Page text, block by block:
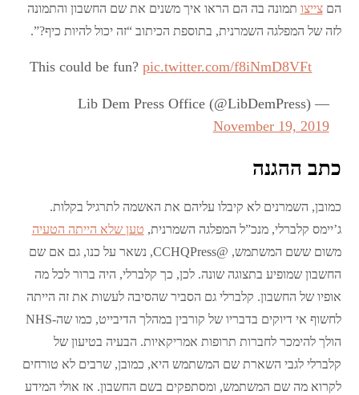
הםצייצו תמונה בה הם הראו איך משנים את שם החשבון והתמונה
לזה של המפלגה השמרנית, בתוספת הכיתוב “זה יכול להיות כיף?”.
This could be fun?pic.twitter.com/f8iNmD8VFt
— Lib Dem Press Office (@LibDemPress)
November 19, 2019
כתב ההגנה
כמובן, השמרנים לא קיבלו עליהם את האשמה לתרגיל בקלות.
ג’יימס קלברלי, מנכ”ל המפלגה השמרנית, טען שלא הייתה הטעיה
משום ששם המשתמש, @CCHQPress, נשאר על כנו, גם אם שם
החשבון שמופיע בתצוגה שונה. לכן, כך קלברלי, היה ברור לכל מה
אופיו של החשבון. קלברלי גם הסביר שהסיבה לעשות את זה הייתה
לחשוף אי דיוקים בדבריו של קורבין במהלך הדיבייט, כמו שה-NHS
הולך להימכר לחברות תרופות אמריקאיות. הבעיה בטיעון של
קלברלי לגבי השארת שם המשתמש היא, כמובן, שרבים לא טורחים
לקרוא מה שם המשתמש, ומסתפקים בשם החשבון. אז אולי המידע